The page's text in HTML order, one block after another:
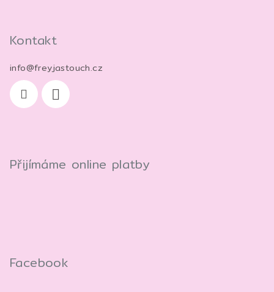
Kontakt
info@freyjastouch.cz
Přijímáme online platby
Facebook